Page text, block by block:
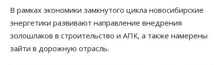
В рамках экономики замкнутого цикла новосибирские
энергетики развивают направление внедрения
золошлаков в строительство и АПК, а также намерены
зайти в дорожную отрасль.